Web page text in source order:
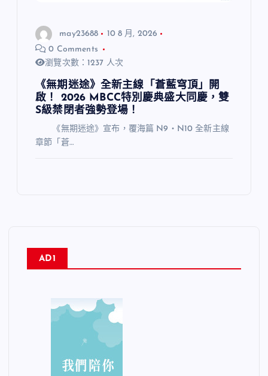
may23688
10 8 月, 2026
0 Comments
瀏覽次數：1237 人次
《無期迷途》全新主線「蒼藍穹頂」開
啟！ 2026 MBCC特別慶典盛大同慶，雙
S級禁閉者強勢登場！
《無期迷途》宣布，覆海篇 N9・N10 全新主線
章節「蒼…
AD1